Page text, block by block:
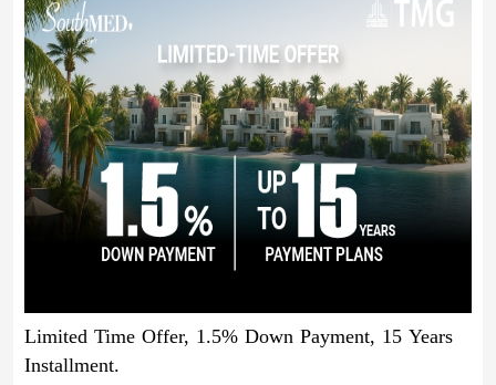
Limited Time Offer, 1.5% Down Payment, 15 Years
Installment.